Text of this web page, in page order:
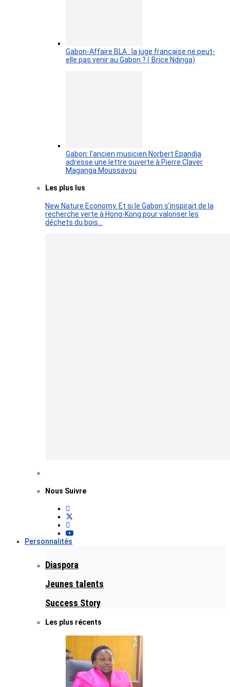
Gabon-Affaire BLA : la juge française ne peut-
elle pas venir au Gabon ? ( Brice Ndinga)
Gabon: l’ancien musicien Norbert Epandja
adresse une lettre ouverte à Pierre Claver
Maganga Moussavou
Les plus lus
New Nature Economy. Et si le Gabon s’inspirait de la
recherche verte à Hong-Kong pour valoriser les
déchets du bois…
Nous Suivre
Personnalités
Diaspora
Jeunes talents
Success Story
Les plus récents